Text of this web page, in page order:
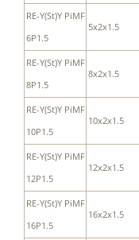
RE-Y(St)Y PiMF
6P1.5
5x2x1.5
RE-Y(St)Y PiMF
8P1.5
8x2x1.5
RE-Y(St)Y PiMF
10P1.5
10x2x1.5
RE-Y(St)Y PiMF
12P1.5
12x2x1.5
RE-Y(St)Y PiMF
16P1.5
16x2x1.5